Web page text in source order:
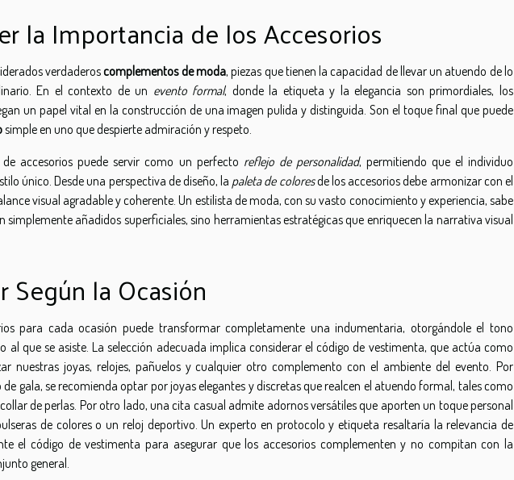
la Importancia de los Accesorios
verdaderoscomplementos de moda, piezas que tienen la capacidad de llevar un atuendo de lo
En el contexto de un evento formal, donde la etiqueta y la elegancia son primordiales, los
un papel vital en la construcción de una imagen pulida y distinguida. Son el toque final que puede
simple en uno que despierte admiración y respeto.
accesorios puede servir como un perfecto reflejo de personalidad, permitiendo que el individuo
único. Desde una perspectiva de diseño, la paleta de coloresde los accesorios debe armonizar con el
visual agradable y coherente. Un estilista de moda, con su vasto conocimiento y experiencia, sabe
simplemente añadidos superficiales, sino herramientas estratégicas que enriquecen la narrativa visual
Según la Ocasión
para cada ocasión puede transformar completamente una indumentaria, otorgándole el tono
al que se asiste. La selección adecuada implica considerar el código de vestimenta, que actúa como
nuestras joyas, relojes, pañuelos y cualquier otro complemento con el ambiente del evento. Por
gala, se recomienda optar por joyas elegantes y discretas que realcen el atuendo formal, tales como
de perlas. Por otro lado, una cita casual admite adornos versátiles que aporten un toque personal
de colores o un reloj deportivo. Un experto en protocolo y etiqueta resaltaría la relevancia de
el código de vestimenta para asegurar que los accesorios complementen y no compitan con la
general.